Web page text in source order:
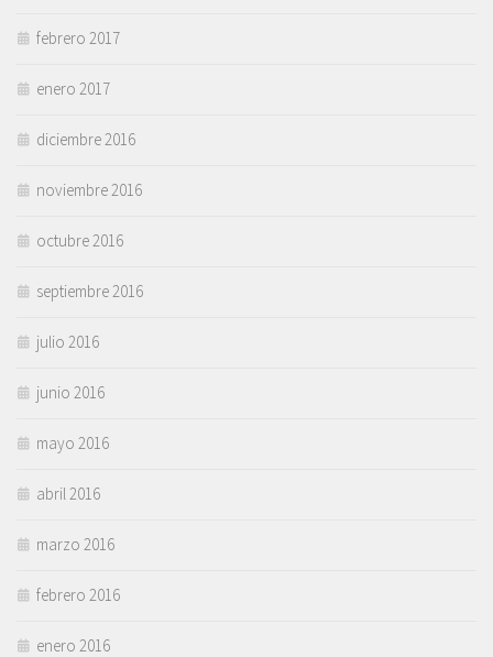
febrero 2017
enero 2017
diciembre 2016
noviembre 2016
octubre 2016
septiembre 2016
julio 2016
junio 2016
mayo 2016
abril 2016
marzo 2016
febrero 2016
enero 2016